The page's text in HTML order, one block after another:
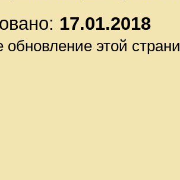
17.01.2018
обновление этой